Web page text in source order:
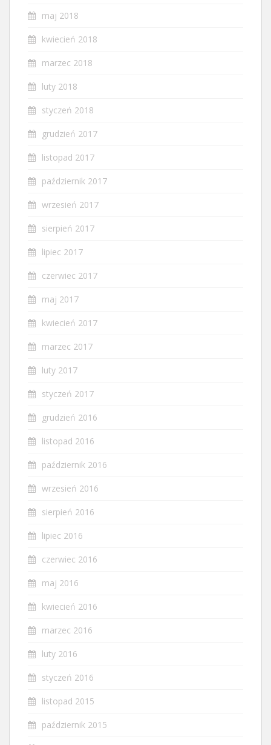
maj 2018
kwiecień 2018
marzec 2018
luty 2018
styczeń 2018
grudzień 2017
listopad 2017
październik 2017
wrzesień 2017
sierpień 2017
lipiec 2017
czerwiec 2017
maj 2017
kwiecień 2017
marzec 2017
luty 2017
styczeń 2017
grudzień 2016
listopad 2016
październik 2016
wrzesień 2016
sierpień 2016
lipiec 2016
czerwiec 2016
maj 2016
kwiecień 2016
marzec 2016
luty 2016
styczeń 2016
listopad 2015
październik 2015